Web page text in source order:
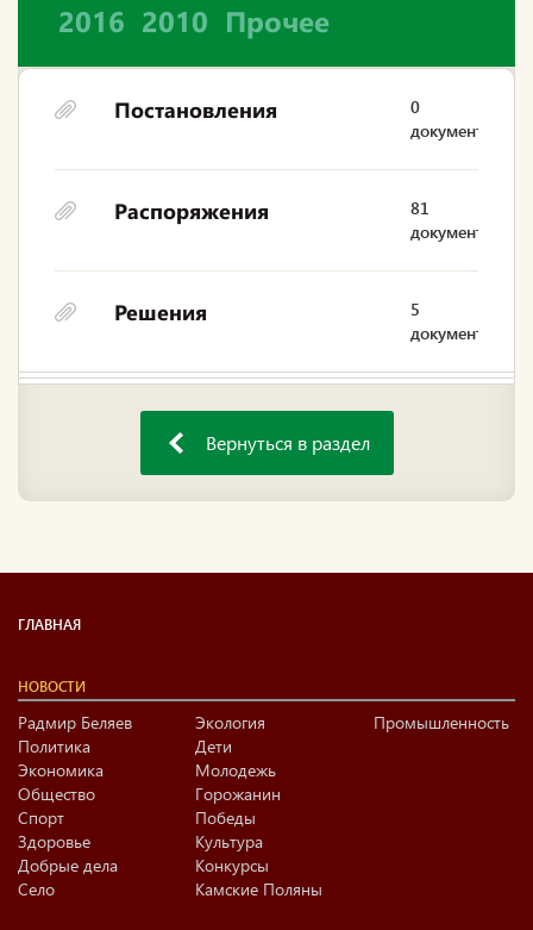
2016 2010 Прочее
Постановления
0
документов
Распоряжения
81
документ
Решения
5
документов
Вернуться в раздел
ГЛАВНАЯ
НОВОСТИ
Радмир Беляев
Политика
Экономика
Общество
Спорт
Здоровье
Добрые дела
Село
Экология
Дети
Молодежь
Горожанин
Победы
Культура
Конкурсы
Камские Поляны
Промышленность